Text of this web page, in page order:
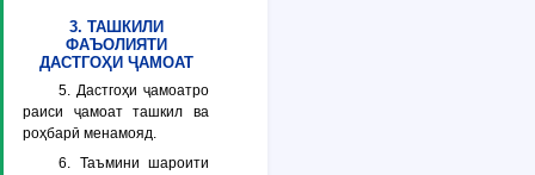
3. ТАШКИЛИ
ФАЪОЛИЯТИ
ДАСТГОҲИ ҶАМОАТ
5. Дастгоҳи ҷамоатро
раиси ҷамоат ташкил ва
роҳбарӣ менамояд.
6. Таъмини шароити